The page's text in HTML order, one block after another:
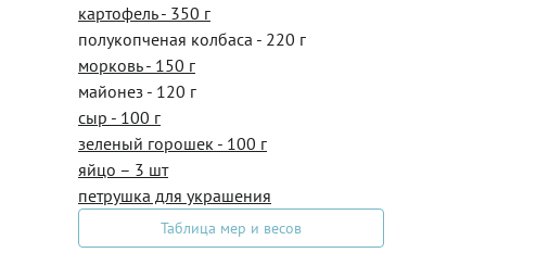
картофель - 350 г
полукопченая колбаса - 220 г
морковь - 150 г
майонез - 120 г
сыр - 100 г
зеленый горошек - 100 г
яйцо – 3 шт
петрушка для украшения
Таблица мер и весов